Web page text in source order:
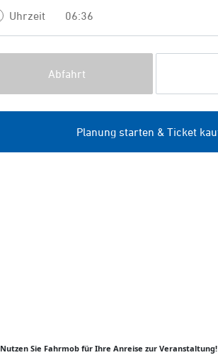
Nutzen Sie Fahrmob für Ihre Anreise zur Veranstaltung!